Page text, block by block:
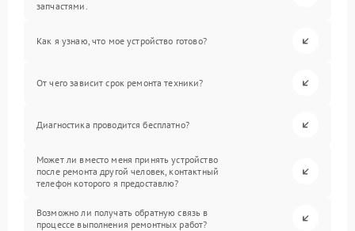
запчастями.
Как я узнаю, что мое устройство готово?
От чего зависит срок ремонта техники?
Диагностика проводится бесплатно?
Может ли вместо меня принять устройство
после ремонта другой человек, контактный
телефон которого я предоставлю?
Возможно ли получать обратную связь в
процессе выполнения ремонтных работ?